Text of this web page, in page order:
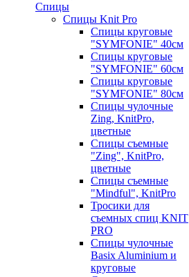
Спицы
Спицы Knit Pro
Спицы круговые
"SYMFONIE" 40см
Спицы круговые
"SYMFONIE" 60см
Спицы круговые
"SYMFONIE" 80см
Спицы чулочные
Zing, KnitPro,
цветные
Спицы съемные
"Zing", KnitPro,
цветные
Спицы съемные
"Mindful", KnitPro
Тросики для
съемных спиц KNIT
PRO
Спицы чулочные
Basix Aluminium и
круговые